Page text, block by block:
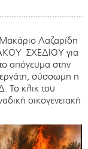
Λαζαρίδη
ΣΧΕΔΙΟΥ για
απόγευμα στην
σύσσωμη η
Το κλικ του
οικογενειακή